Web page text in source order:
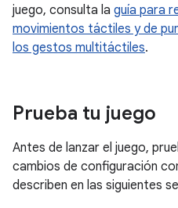
juego, consulta la guía para
movimientos táctiles y de
los gestos multitáctiles.
Prueba tu juego
Antes de lanzar el juego,
cambios de configuración
describen en las siguientes